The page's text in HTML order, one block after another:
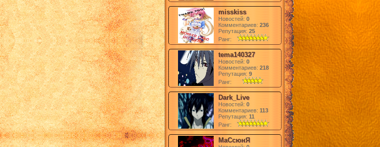
misskiss
Новостей: 0
Комментариев: 236
Репутация: 25
Ранг:
tema140327
Новостей: 0
Комментариев: 218
Репутация: 9
Ранг:
Dark_Live
Новостей: 0
Комментариев: 113
Репутация: 11
Ранг:
МаСсюнЯ